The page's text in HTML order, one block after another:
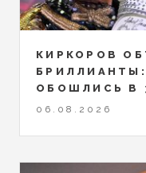
КИРКОРОВ
ОБОШЛИСЬ В
06.08.2026